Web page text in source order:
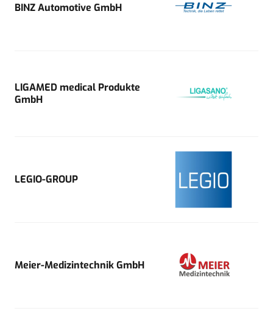
BINZ Automotive GmbH
LIGAMED medical Produkte
GmbH
LEGIO-GROUP
Meier-Medizintechnik GmbH